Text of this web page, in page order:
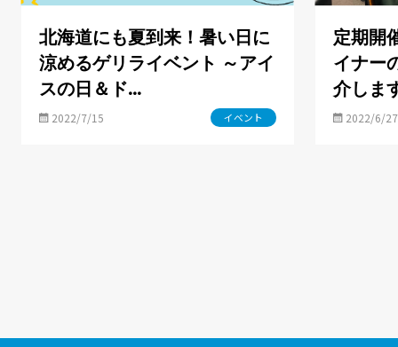
北海道にも夏到来！暑い日に
涼めるゲリライベント ～アイ
スの日＆ド…
2022/7/15 イベント
定期開
イナー
介しま
2022/6/27